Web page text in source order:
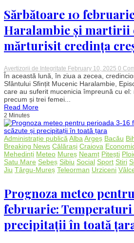
Sărbătoare 10
Haralambie și martirii
mărturisit credința
Avertizorii de Integritate February 10, 2025 0
În această lună, în ziua a zecea,
Sfântului Sfințit Mucenic Haralambie,
care au suferit mucenicia împreună cu el:
precum și trei femei...
Read More
2 Minutes
Administrație publicăAlbaArgeș Bacău
Breaking News Călărași Craiova
Mehedinți Meteo Mureș Neamț Pitești
Satu Mare Sebeș Sibiu Social Sport Stiri
Jiu Târgu-Mureș Teleorman Urziceni
Prognoza meteo
februarie: Temperaturi
precipitații în toată